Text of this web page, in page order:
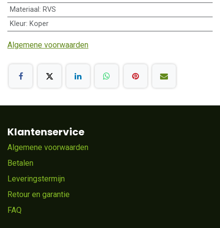
Materiaal : RVS
Kleur: Koper
Algemene voorwaarden
Klantenservice
Algemene voorwaarden
Betalen
Leveringstermijn
Retour en garantie
FAQ